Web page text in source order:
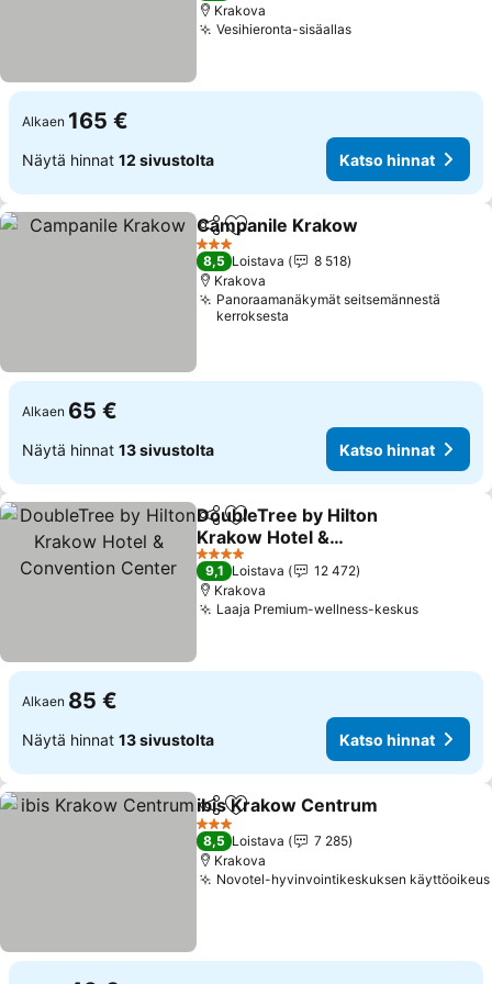
Krakova
Vesihieronta-sisäallasKatso hinnat
Alkaen 165 €
Näytä hinnat 12 sivustolta Katso hinnat
Jaa Lisää suosikkeihin
Campanile Krakow
3 Tähtiluokitus
8,5 Loistava
8 518
Krakova
Panoraamanäkymät seitsemännestä
kerroksesta
Alkaen 65 €
Näytä hinnat 13 sivustolta Katso hinnat
Jaa Lisää suosikkeihin
DoubleTree by Hilton
Krakow Hotel &
Convention Center
Katso hinnat
4 Tähtiluokitus
9,1 Loistava
12 472
Krakova
Laaja Premium-wellness-keskusKatso
Alkaen 85 €
Näytä hinnat 13 sivustolta Katso hinnat
Jaa Lisää suosikkeihin
ibis Krakow Centrum
3 Tähtiluokitus
8,5 Loistava
7 285
Krakova
Novotel-hyvinvointikeskuksen käyttöoikeus